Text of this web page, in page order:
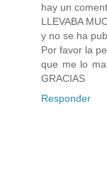
hay un
LLEVABA
y no se ha
Por favor la
que me lo
GRACIAS
Responder